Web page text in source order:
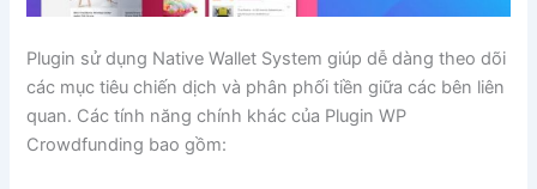
Plugin sử dụng Native Wallet System giúp dễ dàng theo dõi
các mục tiêu chiến dịch và phân phối tiền giữa các bên liên
quan. Các tính năng chính khác của Plugin WP
Crowdfunding bao gồm: